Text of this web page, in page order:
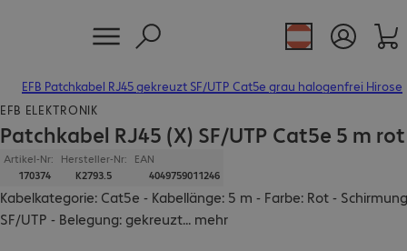
EFB Patchkabel RJ45 gekreuzt SF/UTP Cat5e grau halogenfrei Hirose
EFB ELEKTRONIK
Patchkabel RJ45 (X) SF/UTP Cat5e 5 m rot
Artikel-Nr:
170374
Hersteller-Nr:
K2793.5
EAN
4049759011246
Kabelkategorie: Cat5e - Kabellänge: 5 m - Farbe: Rot -
SF/UTP - Belegung: gekreuzt... mehr